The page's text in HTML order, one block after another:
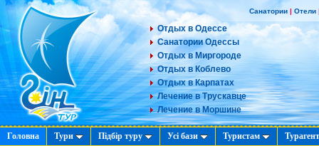
Санатории | Отели
Отдых в Одессе
Санатории Одессы
Отдых в Миргороде
Отдых в Коблево
Отдых в Карпатах
Лечение в Трускавце
Лечение в Моршине
Головна Тури Підбір туру Усі бази Туристам